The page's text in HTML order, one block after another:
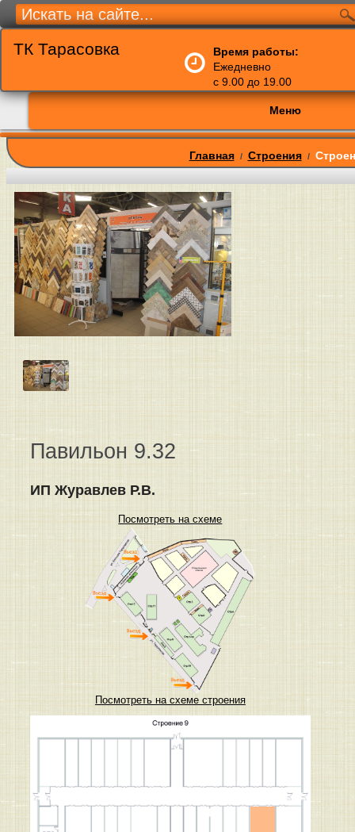
ТК Тарасовка
Время работы:
Ежедневно
с 9.00 до 19.00
Меню
Главная / Строения /
Павильон 9.32
ИП Журавлев Р.В.
Посмотреть на схеме
Посмотреть на схеме строения